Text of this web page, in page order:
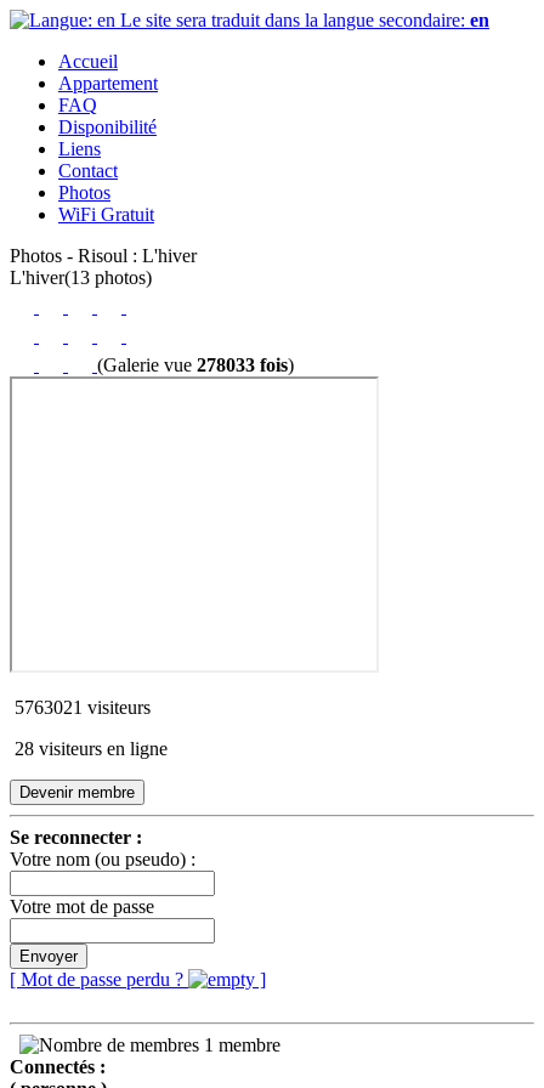
Le site sera traduit dans la langue secondaire: en
Accueil
Appartement
FAQ
Disponibilité
Liens
Contact
Photos
WiFi Gratuit
Photos - Risoul : L'hiver
L'hiver(13 photos)
(Galerie vue 278033 fois)
5763021 visiteurs
28 visiteurs en ligne
Devenir membre
Se reconnecter :
Votre nom (ou pseudo) :
Votre mot de passe
Envoyer
[ Mot de passe perdu ? ]
1 membre
Connectés :